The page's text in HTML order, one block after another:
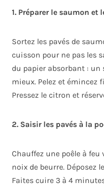
1. Préparer le saumon et
Sortez les pavés de
cuisson pour ne pas les
du papier absorbant : un
mieux. Pelez et émincez
Pressez le citron et
2. Saisir les pavés à la
Chauffez une poêle à feu
noix de beurre. Déposez
Faites cuire 3 à 4